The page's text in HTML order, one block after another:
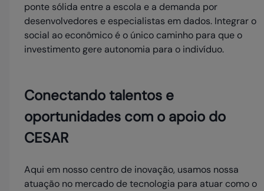
ponte sólida entre a escola e a demanda por
desenvolvedores e especialistas em dados. Integrar o
social ao econômico é o único caminho para que o
investimento gere autonomia para o indivíduo.
Conectando talentos e
oportunidades com o apoio do
CESAR
Aqui em nosso centro de inovação, usamos nossa
atuação no mercado de tecnologia para atuar como o